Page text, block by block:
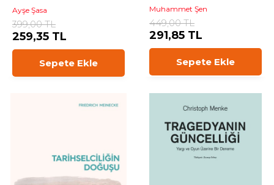
Ayşe Şasa
399,00 TL
259,35 TL
Sepete Ekle
Muhammet Şen
449,00 TL
291,85 TL
Sepete Ekle